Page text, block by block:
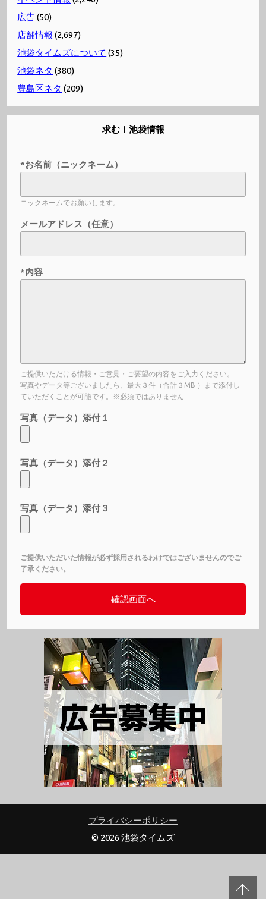
広告(50)
店舗情報 (2,697)
池袋タイムズについて (35)
池袋ネタ (380)
豊島区ネタ (209)
求む！池袋情報
*お名前（ニックネーム）
ニックネームでお願いします。
メールアドレス（任意）
*内容
ご提供いただける情報・ご意見・ご要望の内容をご入力ください。
写真やデータ等ございましたら、最大３件（合計３MB ）まで添付し
ていただくことが可能です。※必須ではありません
写真（データ）添付１
写真（データ）添付２
写真（データ）添付３
ご提供いただいた情報が必ず採用されるわけではございませんのでご
了承ください。
プライバシーポリシー
© 2026 池袋タイムズ